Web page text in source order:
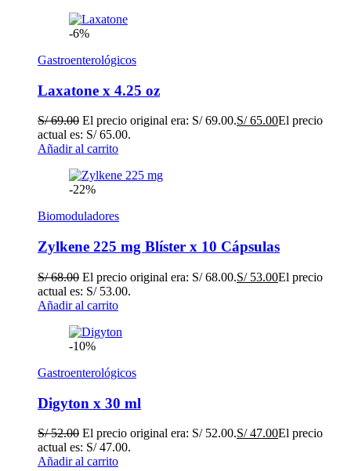
-6%
Gastroenterológicos
Laxatone x 4.25 oz
S/69.00 El precio original era: S/ 69.00.S/65.00El precio
actual es: S/ 65.00.
Añadir al carrito
-22%
Biomoduladores
Zylkene 225 mg Blíster x 10 Cápsulas
S/68.00 El precio original era: S/ 68.00.S/53.00El precio
actual es: S/ 53.00.
Añadir al carrito
-10%
Gastroenterológicos
Digyton x 30 ml
S/52.00 El precio original era: S/ 52.00.S/47.00El precio
actual es: S/ 47.00.
Añadir al carrito